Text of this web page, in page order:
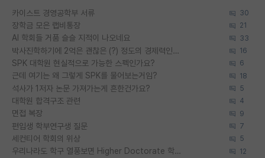
카이스트 경영공학부 서류 30
장학금 모은 랩비통장 21
AI 학회들 거품 슬슬 지적이 나오네요 33
박사진학하기에 2억은 괜찮은 (?) 정도의 경제력인가요 16
SPK 대학원 현실적으로 가능한 스펙인가요? 6
근데 여기는 왜 그렇게 SPK를 물어보는거임? 18
석사가 1저자 논문 가져가는게 흔한건가요? 5
대학원 합격구조 관련 4
면접 복장 9
편입생 학부연구생 질문 7
세컨티어 학회의 위상 5
우리나라도 학구 열풍보면 Higher Doctorate 학위가 필요하다고 봅니다. 12